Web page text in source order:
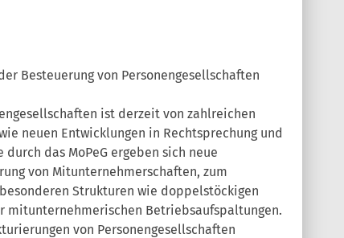
Besteuerung von Personengesellschaften
ist derzeit von zahlreichen
neuen Entwicklungen in Rechtsprechung und
das MoPeG ergeben sich neue
von Mitunternehmerschaften, zum
Strukturen wie doppelstöckigen
mitunternehmerischen Betriebsaufspaltungen.
von Personengesellschaften